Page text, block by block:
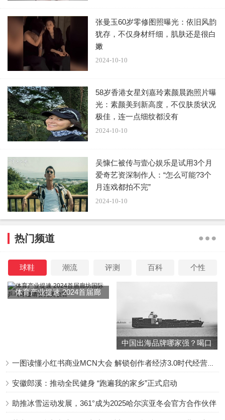
张曼玉60岁零修图照曝光：依旧风韵
犹存，不仅身材纤细，肌肤还是很白
嫩
2024-10-10
58岁香港女星刘嘉玲素颜晨跑照片曝
光：素颜美到新高度，不仅肤质状况
极佳，连一点细纹都没有
2024-10-10
吴慷仁被传与壹心娱乐是试用3个月
爱奇艺资深制作人：“怎么可能?3个
月连戏都拍不完”
2024-10-10
热门频道
球鞋 潮流 评测 百科 个性
体育产业提速 2024首届廊
中国出海品牌哪家强？喝口
安徽郎溪：推动全民健身 “跑遍我的家乡”正式启动
助推冰雪运动发展，361°成为2025哈尔滨亚冬会官方合作伙伴